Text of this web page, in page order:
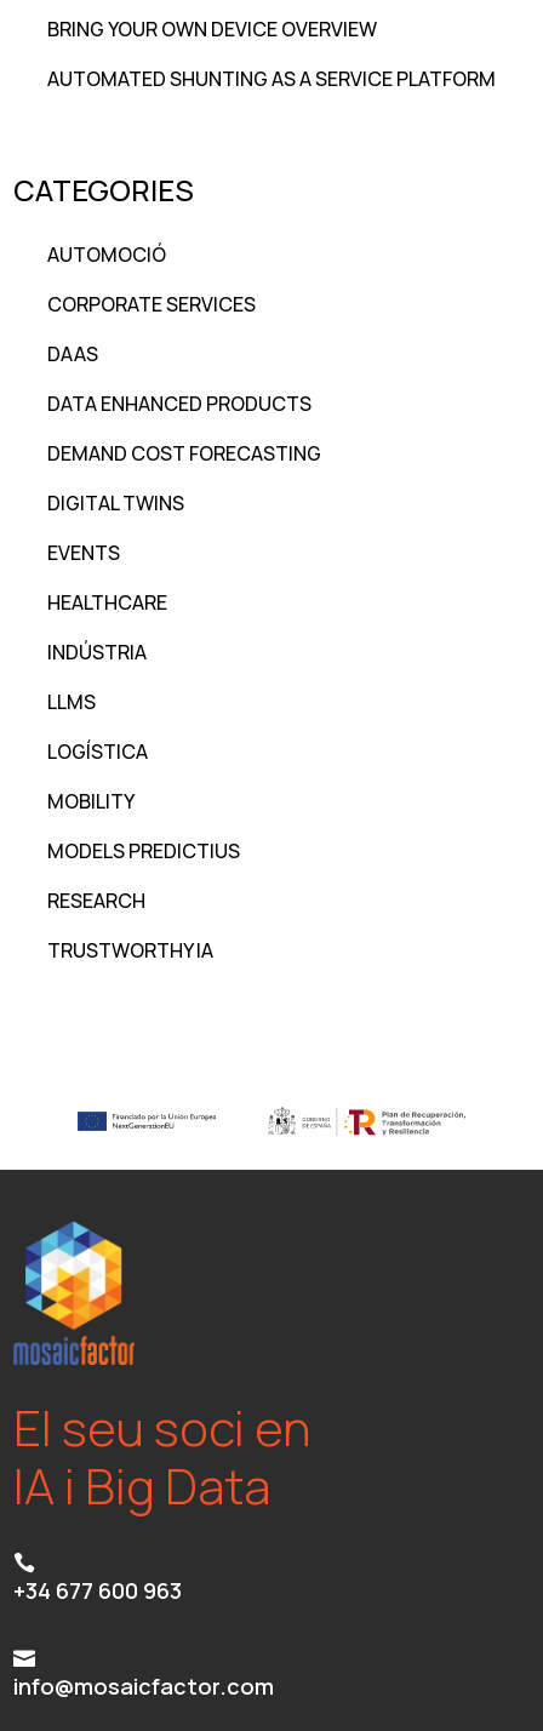
BRING YOUR OWN DEVICE OVERVIEW
AUTOMATED SHUNTING AS A SERVICE PLATFORM
CATEGORIES
AUTOMOCIÓ
CORPORATE SERVICES
DAAS
DATA ENHANCED PRODUCTS
DEMAND COST FORECASTING
DIGITAL TWINS
EVENTS
HEALTHCARE
INDÚSTRIA
LLMS
LOGÍSTICA
MOBILITY
MODELS PREDICTIUS
RESEARCH
TRUSTWORTHY IA
El seu soci en
IA i Big Data

+34 677 600 963

info@mosaicfactor.com